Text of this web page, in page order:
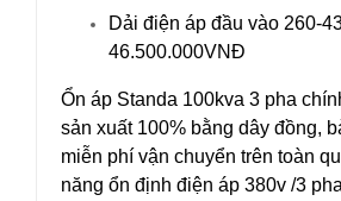
Dải điện áp đầu vào 260-
46.500.000VNĐ
Ổn áp Standa 100kva 3 pha
sản xuất 100% bằng dây đồng,
miễn phí vận chuyển trên toàn
năng ổn định điện áp 380v /3